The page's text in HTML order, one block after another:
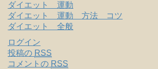
ダイエット 運動
ダイエット 運動 方法 コツ
ダイエット 全般
ログイン
投稿の RSS
コメントの RSS